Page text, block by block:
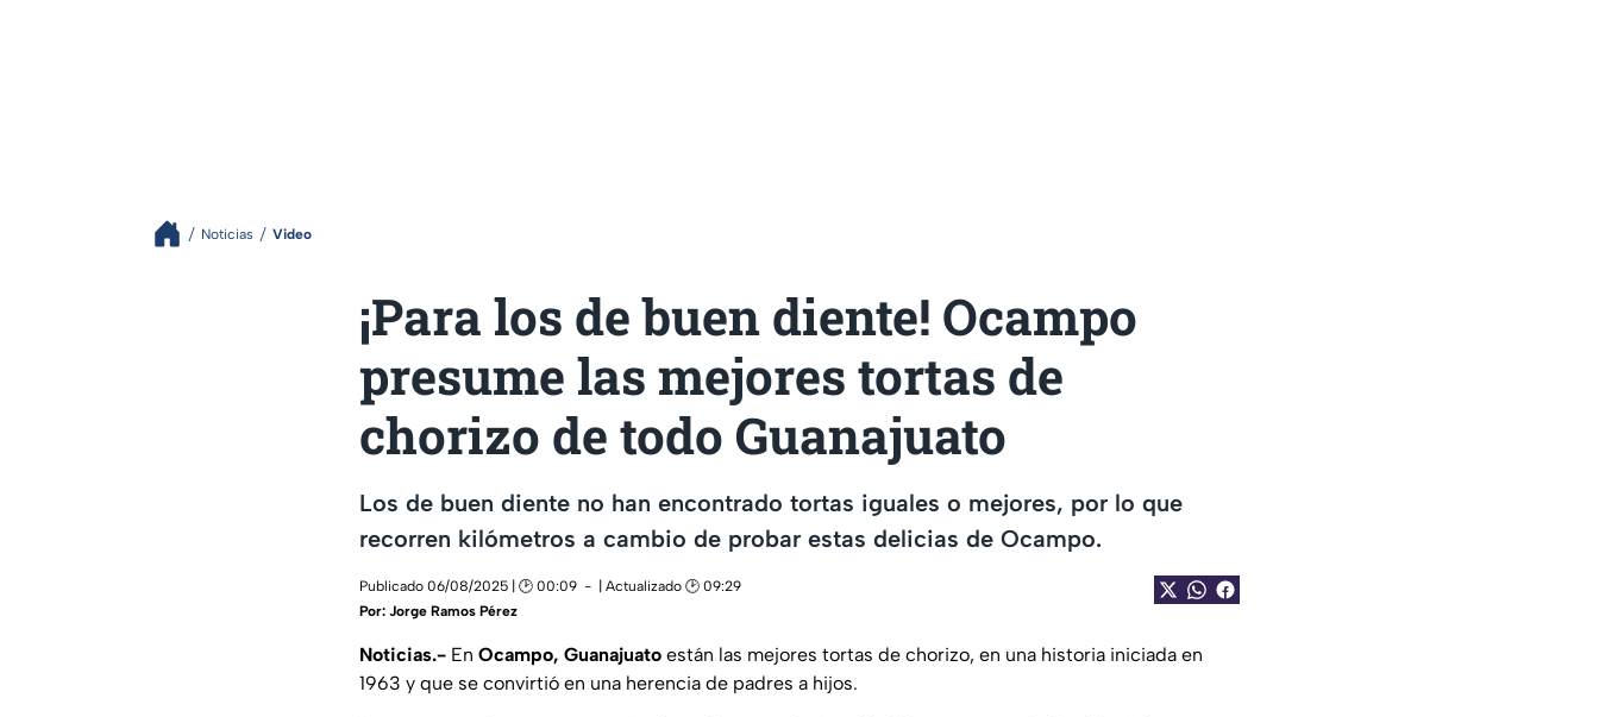
Noticias Video
¡Para los de buen diente! Ocampo
presume las mejores tortas de
chorizo de todo Guanajuato
Los de buen diente no han encontrado tortas iguales o mejores, por lo que
recorren kilómetros a cambio de probar estas delicias de Ocampo.
Publicado 06/08/2025 | 🕑 00:09
| Actualizado 🕑 09:29
Por: Jorge Ramos Pérez
Noticias.- En Ocampo, Guanajuato están las mejores tortas de chorizo, en una historia iniciada en
1963 y que se convirtió en una herencia de padres a hijos.